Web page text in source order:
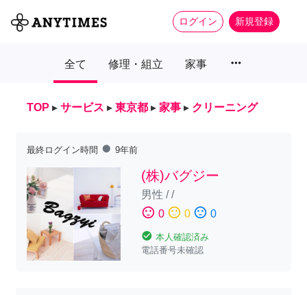
ログイン 新規登録
全て 修理・組立 家事 more_horiz
TOP ▸ サービス ▸ 東京都 ▸ 家事 ▸ クリーニング
最終ログイン時間 fiber_manual_record 9年前
(株)バグジー
男性 //
sentiment_satisfied 0 sentiment_neutral 0 sentiment_dissatisfied 0
check_circle 本人確認済み
電話番号未確認